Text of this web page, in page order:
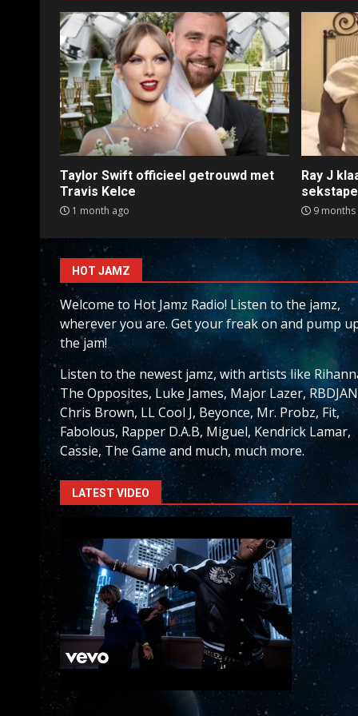
Taylor Swift officieel getrouwd met
Travis Kelce
1 month ago
Ray J
sekstape
9 months
HOT JAMZ
Welcome to Hot Jamz Radio! Listen to the jamz,
wherever you are. Get your freak on and pump
the jam!
Listen to the newest jamz, with artists like
The Opposites, Luke James, Major Lazer,
Chris Brown, LL Cool J, Beyonce, Mr. Probz, Fit,
Fabolous, Rapper D.A.B, Miguel, Kendrick Lamar,
Cassie, The Game and much, much more.
LATEST VIDEO